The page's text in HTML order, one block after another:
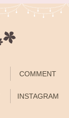
COMMENT
INSTAGRAM